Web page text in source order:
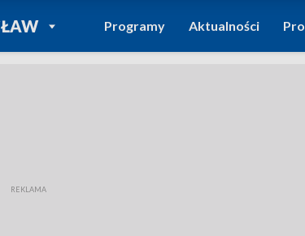
POWRÓT DO
TVP REGIONY
Programy Aktualności